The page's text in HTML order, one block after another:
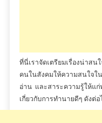
ที่นี่เราจัดเตรียมเรื่องน่าสน
คนในสังคมให้ความสนใจใ
อ่าน และสาระความรู้ให้แ
เกี่ยวกับการทำนายดีๆ ดังต่อ